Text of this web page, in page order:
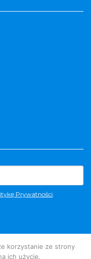
Prywatności.
korzystanie ze strony
ich użycie.